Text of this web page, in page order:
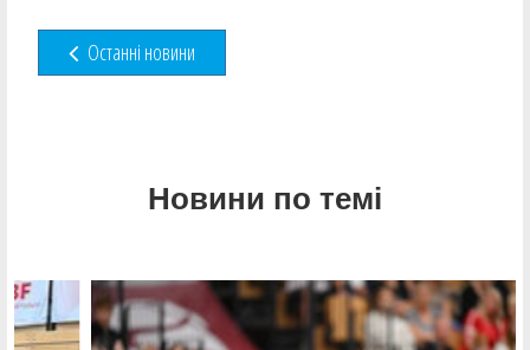
Останні новини
Новини по темі